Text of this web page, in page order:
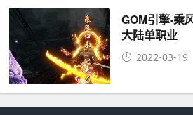
GOM引擎-乘
大陆单职业
2022-03-19